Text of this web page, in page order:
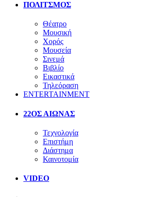
ΠΟΛΙΤΣΜΟΣ
Θέατρο
Μουσική
Χορός
Μουσεία
Σινεμά
Βιβλίο
Εικαστικά
Τηλεόραση
ENTERTAINMENT
22ΟΣ ΑΙΩΝΑΣ
Τεχνολογία
Επιστήμη
Διάστημα
Καινοτομία
VIDEO